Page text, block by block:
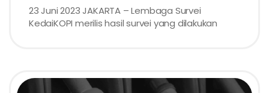
23 Juni 2023 JAKARTA – Lembaga Survei
KedaiKOPI merilis hasil survei yang dilakukan